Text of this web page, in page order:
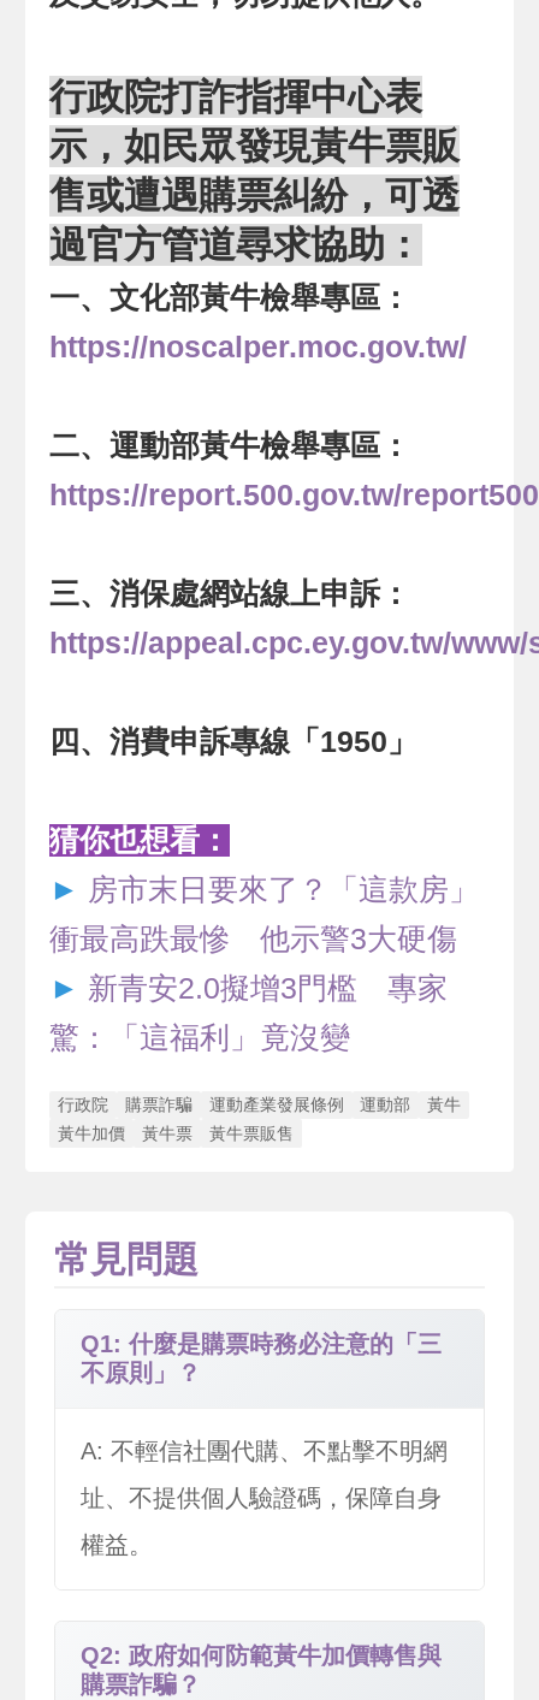
行政院打詐指揮中心表
示，如民眾發現黃牛票販
售或遭遇購票糾紛，可透
過官方管道尋求協助：
一、文化部黃牛檢舉專區：
https://noscalper.moc.gov.tw/
二、運動部黃牛檢舉專區：
https://report.500.gov.tw/
三、消保處網站線上申訴：
https://appeal.cpc.ey.gov.tw/
四、消費申訴專線「1950」
猜你也想看：
► 房市末日要來了？「這款房」
衝最高跌最慘 他示警3大硬傷
► 新青安2.0擬增3門檻 專家
驚：「這福利」竟沒變
行政院 購票詐騙 運動產業發展條例 運動部
黃牛
黃牛加價
黃牛票 黃牛票販售
常見問題
Q1: 什麼是購票時務必注意的「三
不原則」？
A: 不輕信社團代購、不點擊不明網
址、不提供個人驗證碼，保障自身
權益。
Q2: 政府如何防範黃牛加價轉售與
購票詐騙？